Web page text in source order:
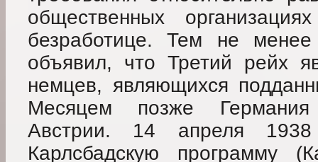
общественных
безработице. Тем не
объявил, что Третий рейх
немцев, являющихся
Месяцем позже Германия
Австрии. 14 апреля
Карлсбадскую программу